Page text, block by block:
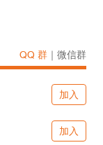
QQ 群 ｜ 微信群
加入
加入